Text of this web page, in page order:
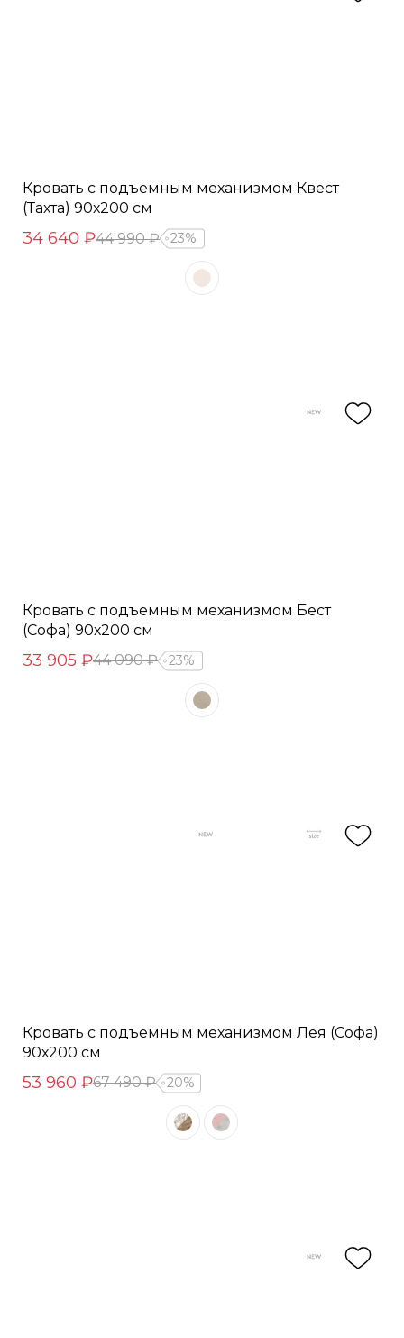
Кровать с подъемным механизмом Квест
(Тахта) 90х200 см
34 640 ₽44 990 ₽ 23%
Кровать с подъемным механизмом Бест
(Софа) 90х200 см
33 905 ₽44 090 ₽ 23%
Кровать с подъемным механизмом Лея (Софа)
90х200 см
53 960 ₽67 490 ₽ 20%